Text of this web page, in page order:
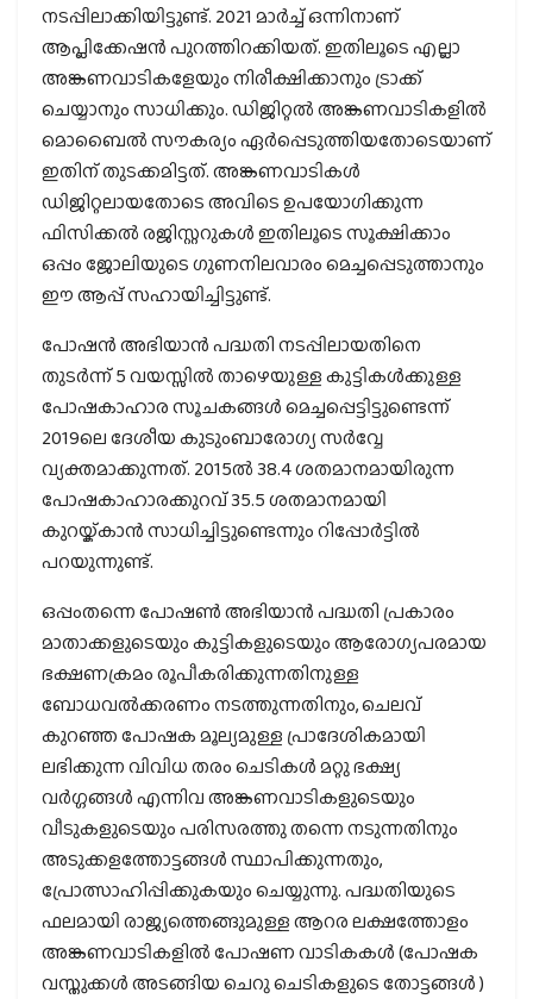
നടപ്പിലാക്കിയിട്ടുണ്ട്. 2021 മാർച്ച് ഒന്നിനാണ്
ആപ്ലിക്കേഷൻ പുറത്തിറക്കിയത്. ഇതിലൂടെ എല്ലാ
അങ്കണവാടികളേയും നിരീക്ഷിക്കാനും ട്രാക്ക്
ചെയ്യാനും സാധിക്കും. ഡിജിറ്റൽ അങ്കണവാടികളിൽ
മൊബൈൽ സൗകര്യം ഏർപ്പെടുത്തിയതോടെയാണ്
ഇതിന് തുടക്കമിട്ടത്. അങ്കണവാടികൾ
ഡിജിറ്റലായതോടെ അവിടെ ഉപയോഗിക്കുന്ന
ഫിസിക്കൽ രജിസ്റ്ററുകൾ ഇതിലൂടെ സൂക്ഷിക്കാം
ഒപ്പം ജോലിയുടെ ഗുണനിലവാരം മെച്ചപ്പെടുത്താനും
ഈ ആപ്പ് സഹായിച്ചിട്ടുണ്ട്.
പോഷൻ അഭിയാൻ പദ്ധതി നടപ്പിലായതിനെ
തുടർന്ന് 5 വയസ്സിൽ താഴെയുള്ള കുട്ടികൾക്കുള്ള
പോഷകാഹാര സൂചകങ്ങൾ മെച്ചപ്പെട്ടിട്ടുണ്ടെന്ന്
2019ലെ ദേശീയ കുടുംബാരോഗ്യ സർവ്വേ
വ്യക്തമാക്കുന്നത്. 2015ൽ 38.4 ശതമാനമായിരുന്ന
പോഷകാഹാരക്കുറവ് 35.5 ശതമാനമായി
കുറയ്ക്കാൻ സാധിച്ചിട്ടുണ്ടെന്നും റിപ്പോർട്ടിൽ
പറയുന്നുണ്ട്.
ഒപ്പംതന്നെ പോഷൺ അഭിയാൻ പദ്ധതി പ്രകാരം
മാതാക്കളുടെയും കുട്ടികളുടെയും ആരോഗ്യപരമായ
ഭക്ഷണക്രമം രൂപീകരിക്കുന്നതിനുള്ള
ബോധവൽക്കരണം നടത്തുന്നതിനും, ചെലവ്
കുറഞ്ഞ പോഷക മൂല്യമുള്ള പ്രാദേശികമായി
ലഭിക്കുന്ന വിവിധ തരം ചെടികൾ മറ്റു ഭക്ഷ്യ
വർഗ്ഗങ്ങൾ എന്നിവ അങ്കണവാടികളുടെയും
വീടുകളുടെയും പരിസരത്തു തന്നെ നടുന്നതിനും
അടുക്കളത്തോട്ടങ്ങൾ സ്ഥാപിക്കുന്നതും,
പ്രോത്സാഹിപ്പിക്കുകയും ചെയ്യുന്നു. പദ്ധതിയുടെ
ഫലമായി രാജ്യത്തെങ്ങുമുള്ള ആറര ലക്ഷത്തോളം
അങ്കണവാടികളിൽ പോഷണ വാടികകൾ (പോഷക
വസ്തുക്കൾ അടങ്ങിയ ചെറു ചെടികളുടെ തോട്ടങ്ങൾ )